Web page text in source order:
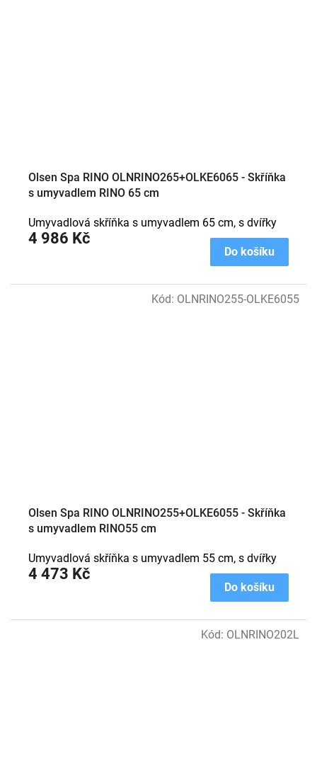
Olsen Spa RINO OLNRINO265+OLKE6065 - Skříňka
s umyvadlem RINO 65 cm
4 986 Kč
Do košíku
Umyvadlová skříňka s umyvadlem 65 cm, s dvířky
Olsen Spa RINO OLNRINO255+OLKE6055 - Skříňka
s umyvadlem RINO55 cm
4 473 Kč
Do košíku
Umyvadlová skříňka s umyvadlem 55 cm, s dvířky
Kód: OLNRINO255-OLKE6055
Kód: OLNRINO202L